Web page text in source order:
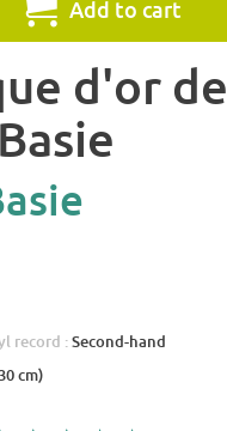
Add to cart
d'or de
record :Second-hand
cm)